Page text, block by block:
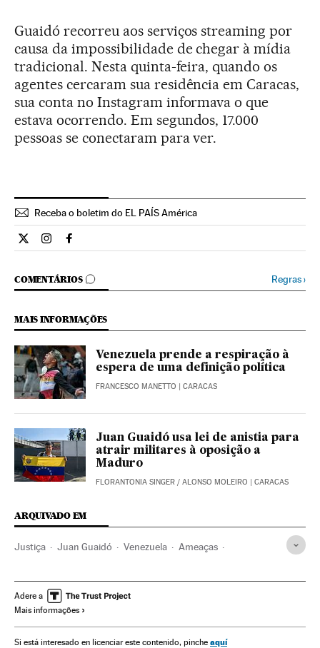
Guaidó recorreu aos serviços streaming por
causa da impossibilidade de chegar à mídia
tradicional. Nesta quinta-feira, quando os
agentes cercaram sua residência em Caracas,
sua conta no Instagram informava o que
estava ocorrendo. Em segundos, 17.000
pessoas se conectaram para ver.
Receba o boletim do EL PAÍS América
Internacional El País Brasil en Twitter
Internacional El País Brasil en Instagram
Internacional El País Brasil en Facebook
COMENTÁRIOS
COMENTÁRIOS Regras›
MAIS INFORMAÇÕES
Venezuela prende a respiração à
espera de uma definição política
FRANCESCO MANETTO | CARACAS
Juan Guaidó usa lei de anistia para
atrair militares à oposição a
Maduro
FLORANTONIA SINGER / ALONSO MOLEIRO | CARACAS
ARQUIVADO EM
Justiça Juan Guaidó Venezuela Ameaças
Política Nicolás Maduro
Adere a
Mais informações
Si está interesado en licenciar este contenido, pinche aquí